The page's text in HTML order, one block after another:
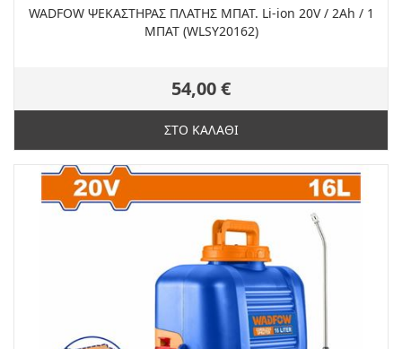
WADFOW ΨΕΚΑΣΤΗΡΑΣ ΠΛΑΤΗΣ ΜΠΑΤ. Li-ion 20V / 2Ah / 1
ΜΠΑΤ (WLSY20162)
54,00 €
ΣΤΟ ΚΑΛΑΘΙ